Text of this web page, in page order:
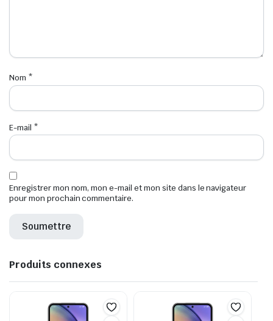
Nom *
E-mail *
Enregistrer mon nom, mon e-mail et mon site dans le navigateur
pour mon prochain commentaire.
Produits connexes